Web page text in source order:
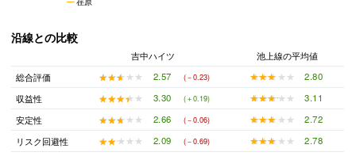
沿線との比較
吉中ハイツ
池上線の平均値
総合評価
★★★★★
★★★★★ 2.57 (－0.23) ★★★★★
★★★★★
2.80
収益性
★★★★★
★★★★★ 3.30 (＋0.19) ★★★★★
★★★★★
3.11
安定性
★★★★★
★★★★★ 2.66 (－0.06) ★★★★★
★★★★★
2.72
リスク回避性
★★★★★
★★★★★ 2.09 (－0.69) ★★★★★
★★★★★ 2.78